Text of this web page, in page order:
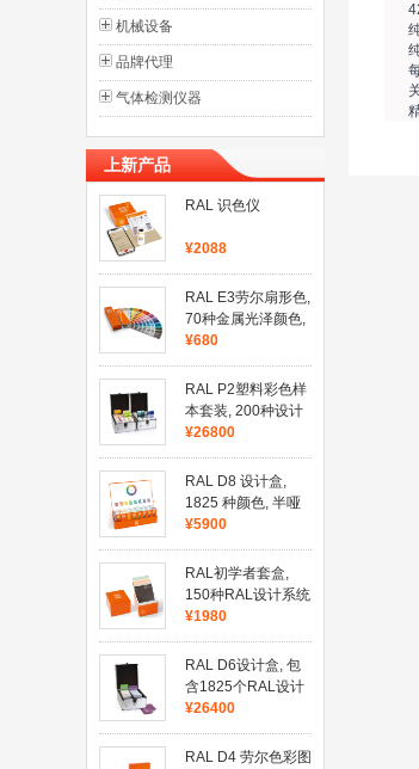
机械设备
品牌代理
气体检测仪器
上新产品
RAL 识色仪
¥2088
RAL E3劳尔扇形色,
70种金属光泽颜色,
420 种纯色,半哑光
¥680
RAL P2塑料彩色样
本套装, 200种设计
系统色
¥26800
RAL D8 设计盒,
1825 种颜色, 半哑
光, 8本色卡
¥5900
RAL初学者套盒,
150种RAL设计系统
PLUS颜色
¥1980
RAL D6设计盒, 包
含1825个RAL设计
系统及彩色
¥26400
RAL D4 劳尔色彩图